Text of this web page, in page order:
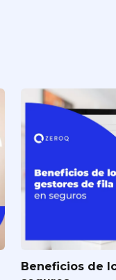
Beneficios de